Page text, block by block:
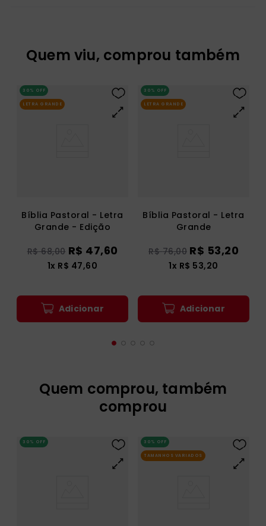
Quem viu, comprou também
30% OFF
LETRA GRANDE
Bíblia Pastoral - Letra
Grande - Edição
R$ 68,00 R$ 47,60
1x R$ 47,60
Adicionar
30% OFF
LETRA GRANDE
Bíblia Pastoral - Letra
Grande
R$ 76,00 R$ 53,20
1x R$ 53,20
Adicionar
Quem comprou, também
comprou
30% OFF 30% OFF
TAMANHOS VARIADOS